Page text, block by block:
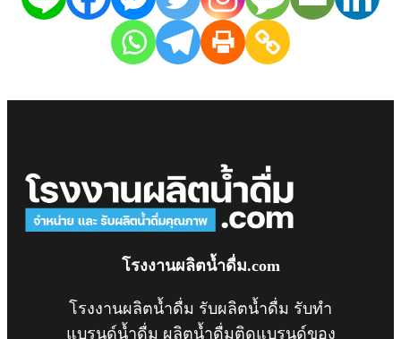
โรงงานผลิตน้ำดื่ม.com
โรงงานผลิตน้ำดื่ม รับผลิตน้ำดื่ม รับทำ
แบรนด์น้ำดื่ม ผลิตน้ำดื่มติดแบรนด์ของ